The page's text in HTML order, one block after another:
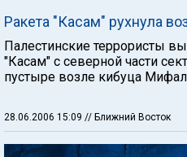
Ракета "Касам" рухнула
Палестинские террористы
"Касам" с северной части
пустыре возле кибуца
28.06.2006 15:09 // Ближний Восток